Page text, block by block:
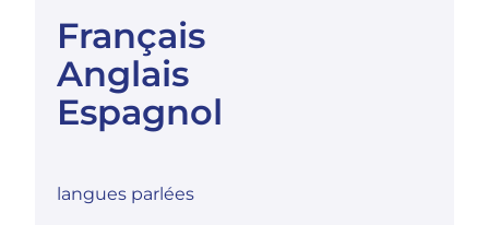
Français
Anglais
Espagnol
langues parlées